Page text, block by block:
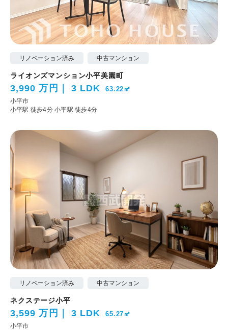
リノベーション済み 中古マンション
ライオンズマンション小平美園町
3,990 万円 3 LDK 63.22㎡
小平市
小平駅 徒歩4分小平駅 徒歩4分
リノベーション済み 中古マンション
ネクステージ小平
3,599 万円 3 LDK 65.27㎡
小平市